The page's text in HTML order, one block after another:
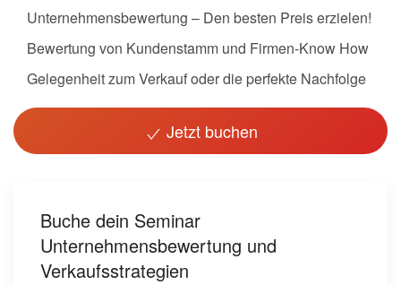
Unternehmensbewertung – Den besten Preis erzielen!
Bewertung von Kundenstamm und Firmen-Know How
Gelegenheit zum Verkauf oder die perfekte Nachfolge
Jetzt buchen
Buche dein Seminar
Unternehmensbewertung und
Verkaufsstrategien